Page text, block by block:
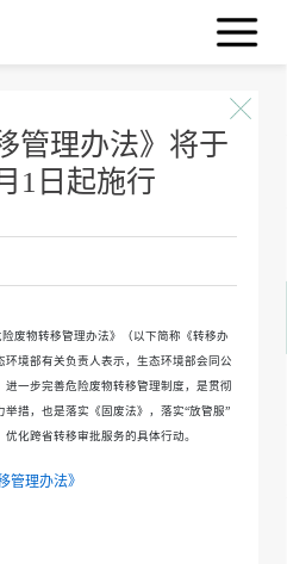
管理办法》将于
1日起施行
废物转移管理办法》（以下简称《转移办
环境部有关负责人表示，生态环境部会同公
一步完善危险废物转移管理制度，是贯彻
措，也是落实《固废法》，落实“放管服”
化跨省转移审批服务的具体行动。
管理办法》